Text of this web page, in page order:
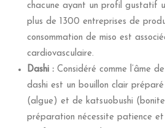
chacune ayant un profil gustatif
plus de 1300 entreprises de
consommation de miso est
cardiovasculaire.
Dashi : Considéré comme l’âme
dashi est un bouillon clair
(algue) et de katsuobushi
préparation nécessite patience